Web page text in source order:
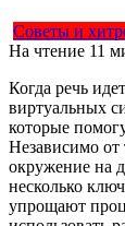
Советы и
На чтение 11
Когда речь
виртуальных
которые
Независимо от
окружение на
несколько
упрощают